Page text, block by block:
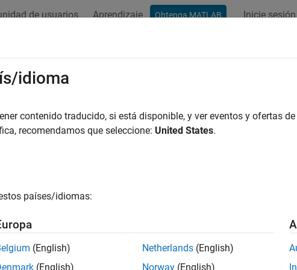
de usuarios Aprendizaje Obtenga MATLAB Inicie sesión
diferenciales parciales en 1D
de solución en 1D para PDE parabólicas y elípticas
diferenciales parciales contienen derivadas parciales de
le permite resolver PDE parabólicas y elípticas para una función
amplía esta función a los problemas
y Neumann.
Solve 1-D parabolic and elliptic PDEs
idioma
contenido traducido, si está disponible, y ver eventos y ofertas
recomendamos que seleccione: United States.
países/idiomas:
(English)
(English)
Netherlands (English)
Norway (English)